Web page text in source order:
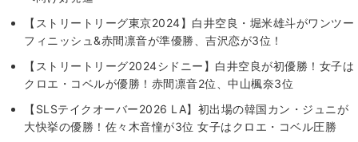
【ストリートリーグ東京2024】白井空良・堀米雄斗がワンツー
フィニッシュ&赤間凛音が準優勝、吉沢恋が3位！
【ストリートリーグ2024シドニー】白井空良が初優勝！女子は
クロエ・コベルが優勝！赤間凛音2位、中山楓奈3位
【SLSテイクオーバー2026 LA】初出場の韓国カン・ジュニが
大快挙の優勝！佐々木音憧が3位 女子はクロエ・コベル圧勝